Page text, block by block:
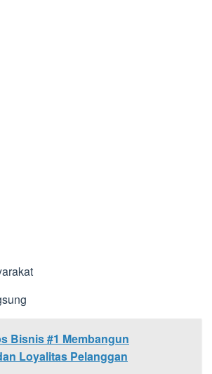
Bisnis #1 Membangun
Loyalitas Pelanggan